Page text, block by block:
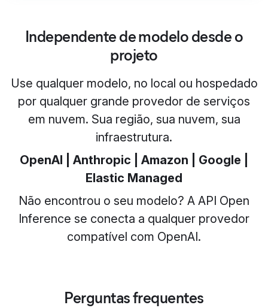
Independente de modelo desde o
projeto
Use qualquer modelo, no local ou hospedado
por qualquer grande provedor de serviços
em nuvem. Sua região, sua nuvem, sua
infraestrutura.
OpenAI | Anthropic | Amazon | Google |
Elastic Managed
Não encontrou o seu modelo? A API Open
Inference se conecta a qualquer provedor
compatível com OpenAI.
Perguntas frequentes